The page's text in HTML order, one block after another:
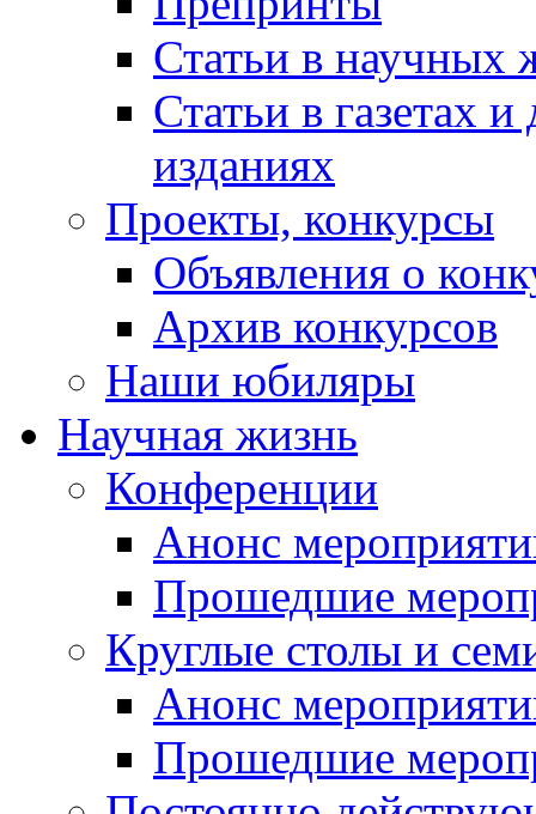
Статьи в научных
Статьи в газетах
изданиях
Проекты, конкурсы
Объявления о
Архив конкурсов
Наши юбиляры
Научная жизнь
Конференции
Анонс
Прошедшие
Круглые столы и
Анонс
Прошедшие